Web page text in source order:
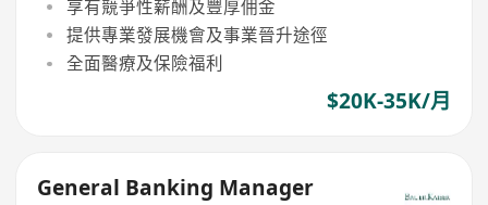
享有競爭性薪酬及豐厚佣金
提供專業發展機會及事業晉升途徑
全面醫療及保險福利
$20K-35K/月
General Banking Manager